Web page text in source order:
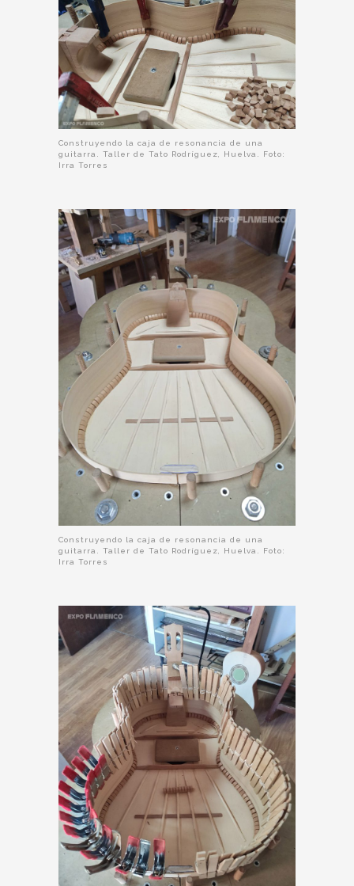
Construyendo la caja de resonancia de una
guitarra. Taller de Tato Rodríguez, Huelva. Foto:
Irra Torres
Construyendo la caja de resonancia de una
guitarra. Taller de Tato Rodríguez, Huelva. Foto:
Irra Torres